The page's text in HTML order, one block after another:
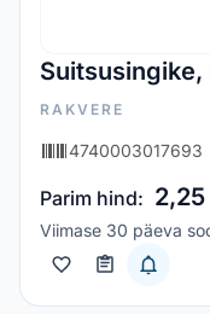
Suitsusingike,
RAKVERE
4740003017693
Parim hind:
Viimase 30 päeva